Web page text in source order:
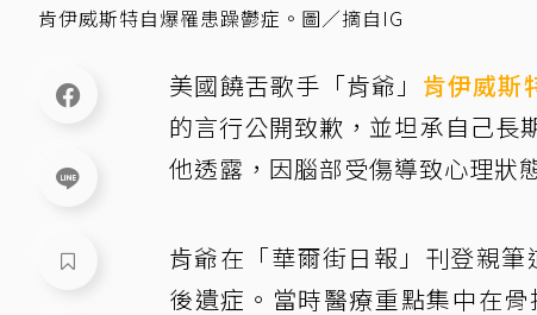
肯伊威斯特自爆罹患躁鬱症。圖／摘自IG
美國饒舌歌手「肯爺」 肯伊威斯
的言行公開致歉，並坦承自己長
他透露，因腦部受傷導致心理狀
肯爺在「華爾街日報」刊登親
後遺症。當時醫療重點集中在